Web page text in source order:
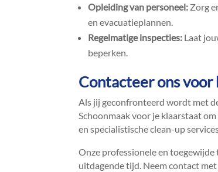
Opleiding van personeel: Zorg
en evacuatieplannen.​
Regelmatige inspecties: Laat
beperken.​
Contacteer ons voor
Als jij geconfronteerd wordt met
Schoonmaak voor je klaarstaat
en specialistische clean-up
Onze professionele en toegewijde
uitdagende tijd.​ Neem contact